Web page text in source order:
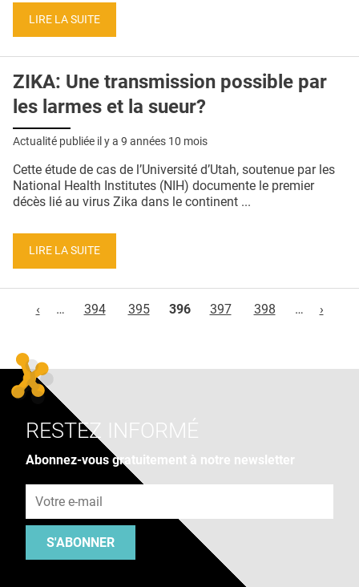
LIRE LA SUITE
ZIKA: Une transmission possible par
les larmes et la sueur?
Actualité publiée il y a 9 années 10 mois
Cette étude de cas de l’Université d’Utah, soutenue par les
National Health Institutes (NIH) documente le premier
décès lié au virus Zika dans le continent ...
LIRE LA SUITE
‹
… 394 395 396 397 398 … ›
RESTEZ INFORMÉ
Abonnez-vous gratuitement à notre newsletter
S'ABONNER